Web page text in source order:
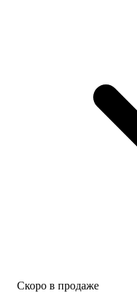
Скоро в продаже